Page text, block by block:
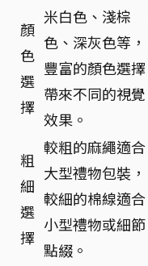
顏
色
選
擇
米白色、淺棕
色、深灰色等，
豐富的顏色選擇
帶來不同的視覺
效果。
粗
細
選
擇
較粗的麻繩適合
大型禮物包裝，
較細的棉線適合
小型禮物或細節
點綴。